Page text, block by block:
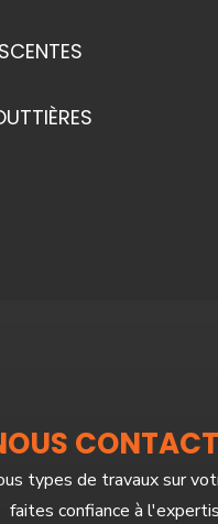
types de travaux sur
faites confiance à